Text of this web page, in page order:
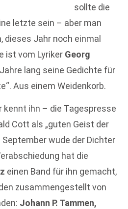
sollte die
letzte sein – aber man
dieses Jahr noch einmal
ist vom Lyriker Georg
lang seine Gedichte für
Aus einem Weidenkorb.
kennt ihn – die Tagespresse
Cott als „guten Geist der
September wude der Dichter
hat die
einen Band für ihn gemacht,
zusammengestellt von
Johann P. Tammen,